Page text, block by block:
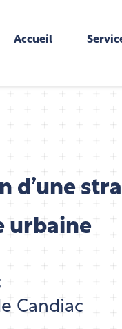
Accueil
d’une
urbaine
Candiac